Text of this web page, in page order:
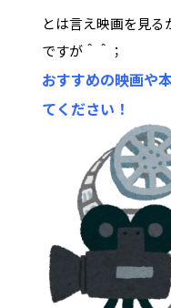
とは言え映画を見
ですが＾＾；
おすすめの映画や
てください！